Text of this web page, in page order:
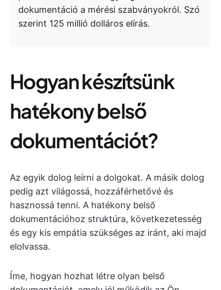
dokumentáció a mérési szabványokról. Szó
szerint 125 millió dolláros elírás.
Hogyan készítsünk
hatékony belső
dokumentációt?
Az egyik dolog leírni a dolgokat. A másik dolog
pedig azt világossá, hozzáférhetővé és
hasznossá tenni. A hatékony belső
dokumentációhoz struktúra, következetesség
és egy kis empátia szükséges az iránt, aki majd
elolvassa.
Íme, hogyan hozhat létre olyan belső